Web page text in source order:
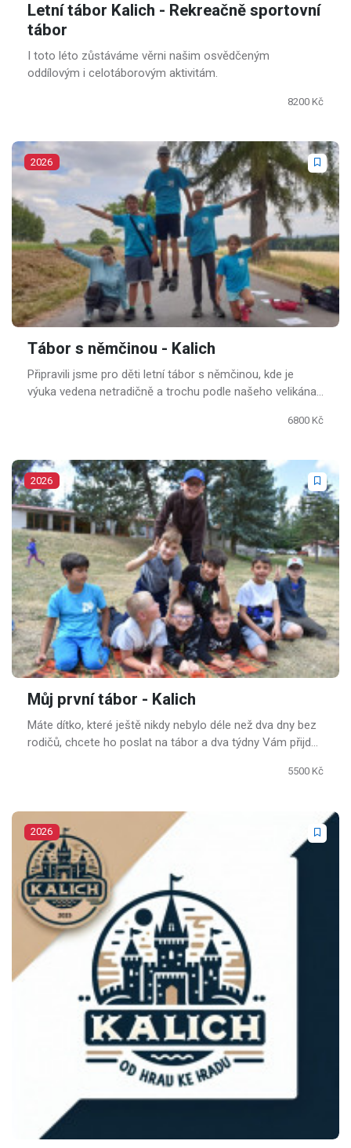
Letní tábor Kalich - Rekreačně sportovní
tábor
I toto léto zůstáváme věrni našim osvědčeným
oddílovým i celotáborovým aktivitám.
8200 Kč
2026
Tábor s němčinou - Kalich
Připravili jsme pro děti letní tábor s němčinou, kde je
výuka vedena netradičně a trochu podle našeho velikána
6800 Kč
2026
Můj první tábor - Kalich
Máte dítko, které ještě nikdy nebylo déle než dva dny bez
rodičů, chcete ho poslat na tábor a dva týdny Vám přijde
5500 Kč
2026